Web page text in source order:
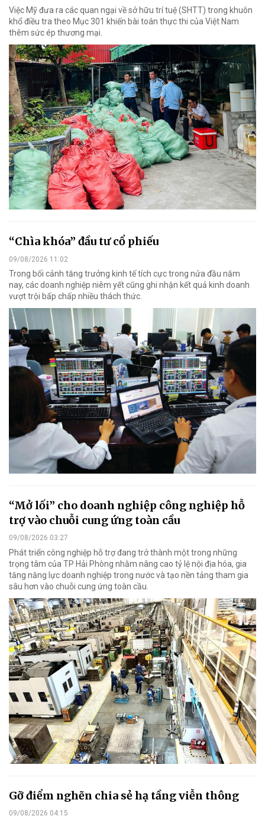
Việc Mỹ đưa ra các quan ngại về sở hữu trí tuệ (SHTT) trong khuôn
khổ điều tra theo Mục 301 khiến bài toán thực thi của Việt Nam
thêm sức ép thương mại.
“Chìa khóa” đầu tư cổ phiếu
09/08/2026 11:02
Trong bối cảnh tăng trưởng kinh tế tích cực trong nửa đầu năm
nay, các doanh nghiệp niêm yết cũng ghi nhận kết quả kinh doanh
vượt trội bấp chấp nhiều thách thức.
“Mở lối” cho doanh nghiệp công nghiệp hỗ
trợ vào chuỗi cung ứng toàn cầu
09/08/2026 03:27
Phát triển công nghiệp hỗ trợ đang trở thành một trong những
trọng tâm của TP Hải Phòng nhằm nâng cao tỷ lệ nội địa hóa, gia
tăng năng lực doanh nghiệp trong nước và tạo nền tảng tham gia
sâu hơn vào chuỗi cung ứng toàn cầu.
Gỡ điểm nghẽn chia sẻ hạ tầng viễn thông
09/08/2026 04:15